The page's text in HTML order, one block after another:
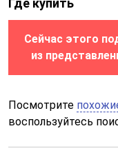
Где купить
Сейчас этого
из
Посмотрите
воспользуйтесь